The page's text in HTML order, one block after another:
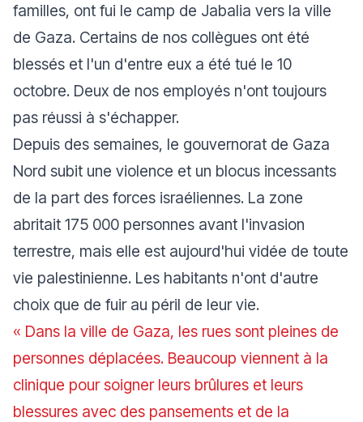
familles, ont fui le camp de Jabalia vers la ville
de Gaza. Certains de nos collègues ont été
blessés et l'un d'entre eux a été tué le 10
octobre. Deux de nos employés n'ont toujours
pas réussi à s'échapper.
Depuis des semaines, le gouvernorat de Gaza
Nord subit une violence et un blocus incessants
de la part des forces israéliennes. La zone
abritait 175 000 personnes avant l'invasion
terrestre, mais elle est aujourd'hui vidée de toute
vie palestinienne. Les habitants n'ont d'autre
choix que de fuir au péril de leur vie.
« Dans la ville de Gaza, les rues sont pleines de
personnes déplacées. Beaucoup viennent à la
clinique pour soigner leurs brûlures et leurs
blessures avec des pansements et de la